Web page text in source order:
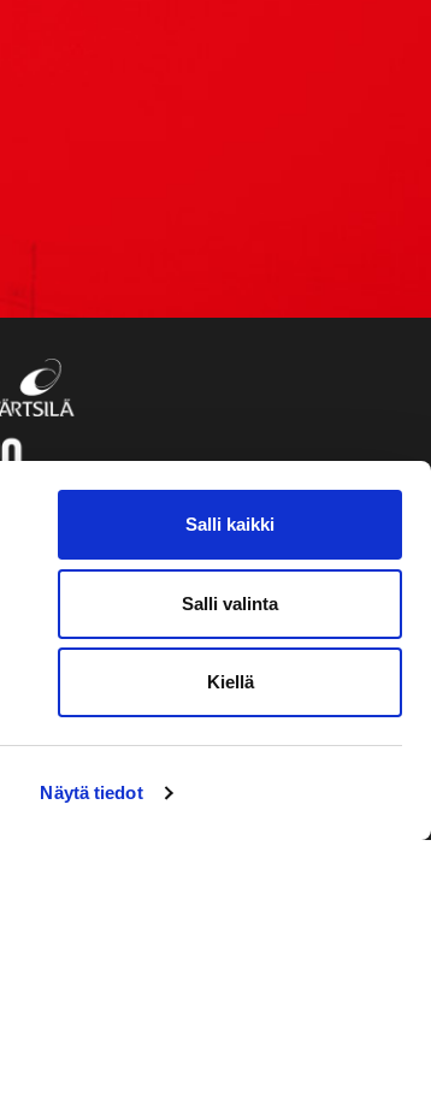
Näytä tiedot
Salli kaikki
Salli valinta
Kiellä
VAASAN SPORT UUTISKIRJE